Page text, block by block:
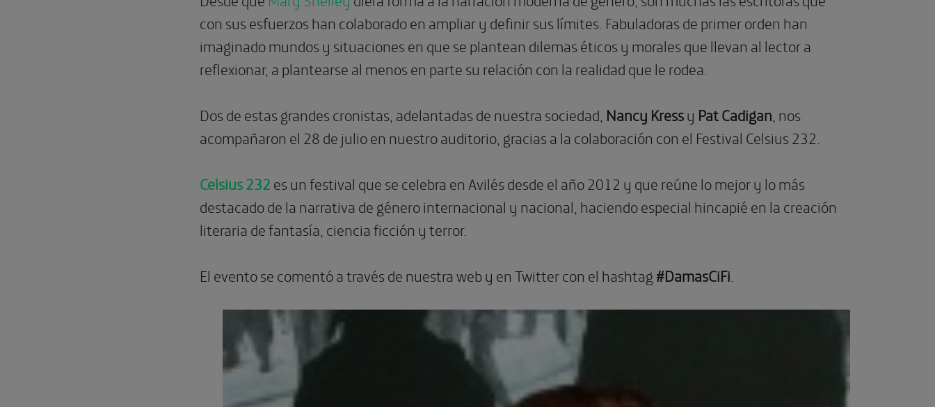
con sus esfuerzos han colaborado en ampliar y definir sus límites. Fabuladoras de primer orden han
imaginado mundos y situaciones en que se plantean dilemas éticos y morales que llevan al lector a
reflexionar, a plantearse al menos en parte su relación con la realidad que le rodea.
Dos de estas grandes cronistas, adelantadas de nuestra sociedad, Nancy Kressy Pat Cadigan , nos
acompañaron el 28 de julio en nuestro auditorio, gracias a la colaboración con el Festival Celsius 232.
Celsius 232es un festival que se celebra en Avilés desde el año 2012 y que reúne lo mejor y lo más
destacado de la narrativa de género internacional y nacional, haciendo especial hincapié en la creación
literaria de fantasía, ciencia ficción y terror.
El evento se comentó a través de nuestra web y en Twitter con el hashtag#DamasCiFi